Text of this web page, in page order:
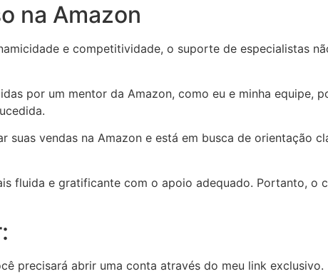
na Amazon
e competitividade, o suporte de especialistas
por um mentor da Amazon, como eu e minha equipe,
suas vendas na Amazon e está em busca de orientação
fluida e gratificante com o apoio adequado. Portanto, o
precisará abrir uma conta através do meu link exclusivo.